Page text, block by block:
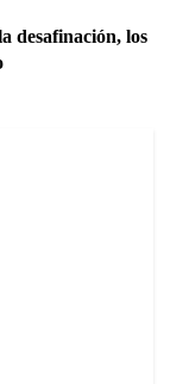
desafinación, los